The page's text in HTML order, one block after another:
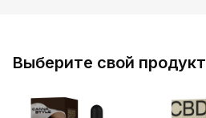
Выберите свой продукт